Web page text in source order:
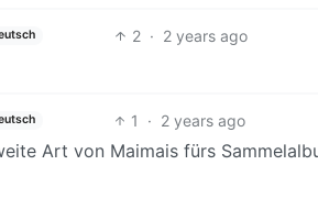
2 · 2 years ago
1 · 2 years ago
Art von Maimais fürs